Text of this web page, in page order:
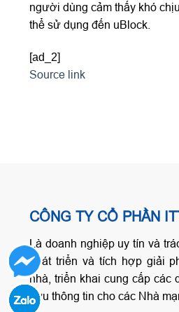
người dùng cảm thấy khó
thể sử dụng đến uBlock.
[ad_2]
Source link
CÔNG TY CỔ PHẦN
Là doanh nghiệp uy tín và
phát triển và tích hợp giải
nhà, triển khai cung cấp các
cứu thông tin cho các Nhà